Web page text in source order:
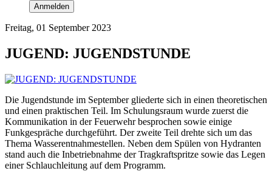
Anmelden
Freitag, 01 September 2023
JUGEND: JUGENDSTUNDE
Die Jugendstunde im September gliederte sich in einen theoretischen
und einen praktischen Teil. Im Schulungsraum wurde zuerst die
Kommunikation in der Feuerwehr besprochen sowie einige
Funkgespräche durchgeführt. Der zweite Teil drehte sich um das
Thema Wasserentnahmestellen. Neben dem Spülen von Hydranten
stand auch die Inbetriebnahme der Tragkraftspritze sowie das Legen
einer Schlauchleitung auf dem Programm.